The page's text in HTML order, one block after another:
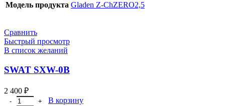
Модель продукта Gladen Z-ChZERO2,5
Сравнить
Быстрый просмотр
В список желаний
SWAT SXW-0B
2 400 ₽
В корзину